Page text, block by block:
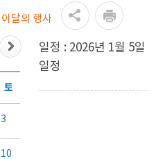
이달의 행사
토
3
10
일정 : 2026년 1월 5일
일정